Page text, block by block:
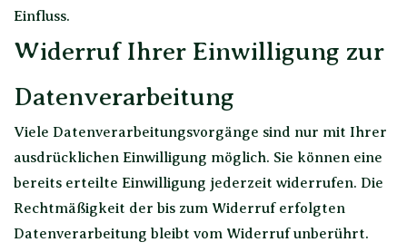
Einfluss.
Widerruf Ihrer Einwilligung zur
Datenverarbeitung
Viele Datenverarbeitungsvorgänge sind nur mit Ihrer
ausdrücklichen Einwilligung möglich. Sie können eine
bereits erteilte Einwilligung jederzeit widerrufen. Die
Rechtmäßigkeit der bis zum Widerruf erfolgten
Datenverarbeitung bleibt vom Widerruf unberührt.